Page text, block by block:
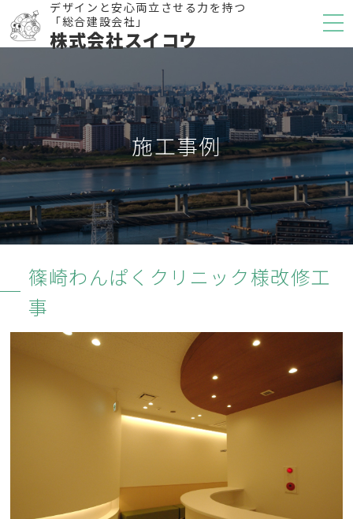
デザインと安心両立させる力を持つ
「総合建設会社」
株式会社スイコウ
施工事例
篠崎わんぱくクリニック様改修工
事